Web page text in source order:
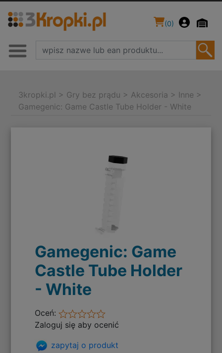
(0)
3kropki.pl > Gry bez prądu > Akcesoria > Inne >
Gamegenic: Game Castle Tube Holder - White
Gamegenic: Game
Castle Tube Holder
- White
Oceń:
Zaloguj się aby ocenić
zapytaj o produkt